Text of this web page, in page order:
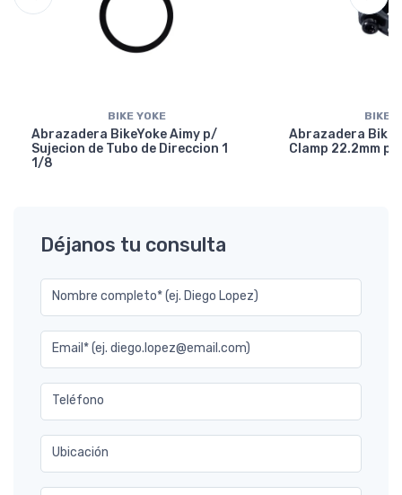
BIKE YOKE
Abrazadera BikeYoke Aimy p/
Sujecion de Tubo de Direccion 1
1/8
BIKE
Abrazadera
Clamp 22.2mm
Déjanos tu consulta
Nombre completo* (ej. Diego Lopez)
Email* (ej. diego.lopez@email.com)
Teléfono
Ubicación